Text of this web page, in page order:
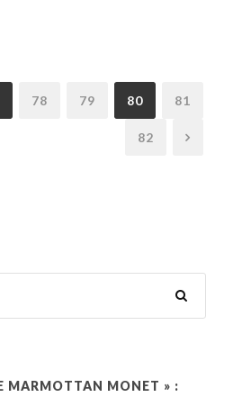
78 79 80 81
82
MARMOTTAN MONET » :